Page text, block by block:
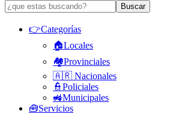
👉Categorías
🏠Locales
🏘️Provinciales
🇦🇷 Nacionales
👮Policiales
🚜Municipales
🧰Servicios